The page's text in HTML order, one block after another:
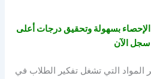
بسهولة وتحقيق درجات أعلى
الآن
المواد التي تشغل تفكير الطلاب في